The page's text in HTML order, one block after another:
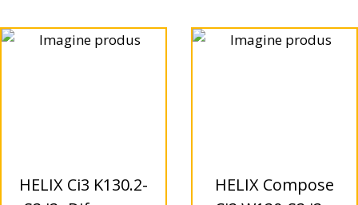
HELIX Ci3 K130.2-
HELIX Compose